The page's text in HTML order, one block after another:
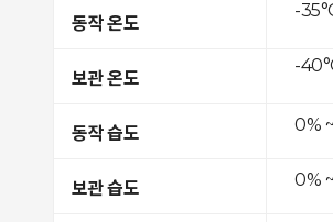
동작 온도
보관 온도
동작 습도
보관 습도
-
-
0%
0%